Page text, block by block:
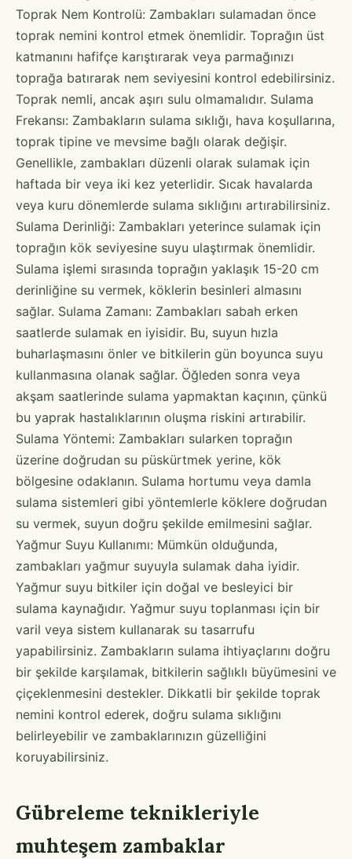
Toprak Nem Kontrolü: Zambakları sulamadan önce
toprak nemini kontrol etmek önemlidir. Toprağın üst
katmanını hafifçe karıştırarak veya parmağınızı
toprağa batırarak nem seviyesini kontrol edebilirsiniz.
Toprak nemli, ancak aşırı sulu olmamalıdır. Sulama
Frekansı: Zambakların sulama sıklığı, hava koşullarına,
toprak tipine ve mevsime bağlı olarak değişir.
Genellikle, zambakları düzenli olarak sulamak için
haftada bir veya iki kez yeterlidir. Sıcak havalarda
veya kuru dönemlerde sulama sıklığını artırabilirsiniz.
Sulama Derinliği: Zambakları yeterince sulamak için
toprağın kök seviyesine suyu ulaştırmak önemlidir.
Sulama işlemi sırasında toprağın yaklaşık 15-20 cm
derinliğine su vermek, köklerin besinleri almasını
sağlar. Sulama Zamanı: Zambakları sabah erken
saatlerde sulamak en iyisidir. Bu, suyun hızla
buharlaşmasını önler ve bitkilerin gün boyunca suyu
kullanmasına olanak sağlar. Öğleden sonra veya
akşam saatlerinde sulama yapmaktan kaçının, çünkü
bu yaprak hastalıklarının oluşma riskini artırabilir.
Sulama Yöntemi: Zambakları sularken toprağın
üzerine doğrudan su püskürtmek yerine, kök
bölgesine odaklanın. Sulama hortumu veya damla
sulama sistemleri gibi yöntemlerle köklere doğrudan
su vermek, suyun doğru şekilde emilmesini sağlar.
Yağmur Suyu Kullanımı: Mümkün olduğunda,
zambakları yağmur suyuyla sulamak daha iyidir.
Yağmur suyu bitkiler için doğal ve besleyici bir
sulama kaynağıdır. Yağmur suyu toplanması için bir
varil veya sistem kullanarak su tasarrufu
yapabilirsiniz. Zambakların sulama ihtiyaçlarını doğru
bir şekilde karşılamak, bitkilerin sağlıklı büyümesini ve
çiçeklenmesini destekler. Dikkatli bir şekilde toprak
nemini kontrol ederek, doğru sulama sıklığını
belirleyebilir ve zambaklarınızın güzelliğini
koruyabilirsiniz.
Gübreleme teknikleriyle
muhteşem zambaklar